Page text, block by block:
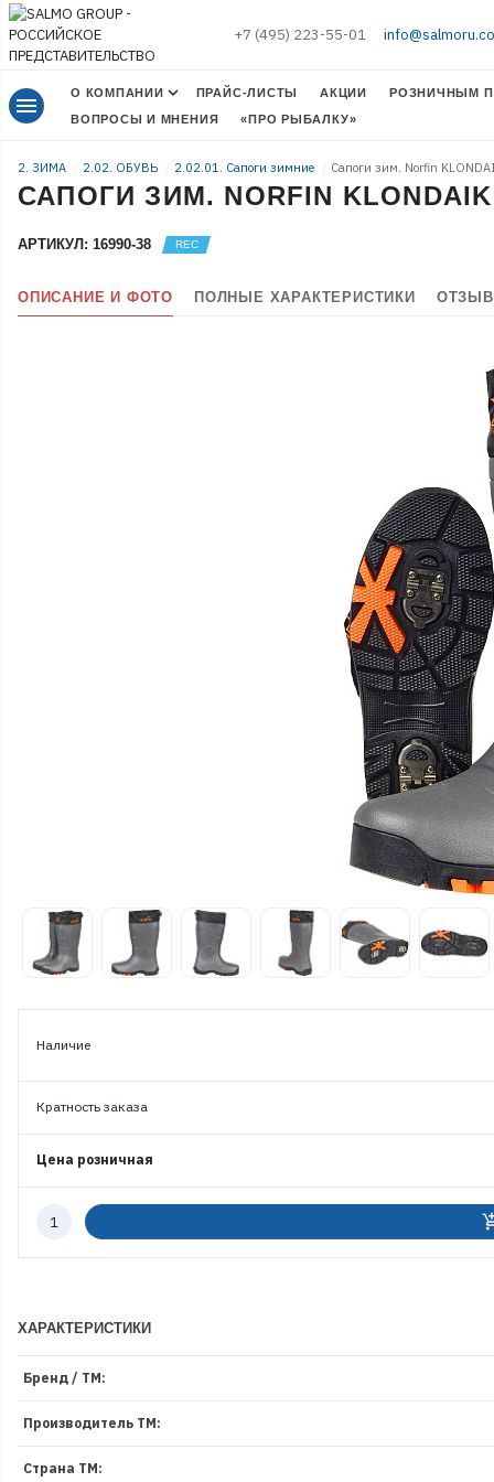
+7 (495) 223-55-01
menu О КОМПАНИИ ПРАЙС-ЛИСТЫ АКЦИИ
РОЗНИЧНЫМ
ВОПРОСЫ И МНЕНИЯ
«ПРО РЫБАЛКУ»
2. ЗИМА 2.02. ОБУВЬ 2.02.01. Сапоги зимние Сапоги зим. Norfin
САПОГИ ЗИМ. NORFIN KLONDAIK
АРТИКУЛ: 16990-38
ОПИСАНИЕ И ФОТО ПОЛНЫЕ ХАРАКТЕРИСТИКИ
Наличие
Кратность заказа
Цена розничная
Количество
ХАРАКТЕРИСТИКИ
Бренд / ТМ:
Производитель ТМ:
Страна ТМ: